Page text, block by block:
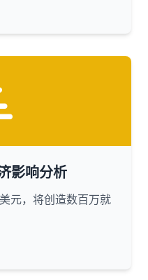
影响分析
元，将创造数百万就